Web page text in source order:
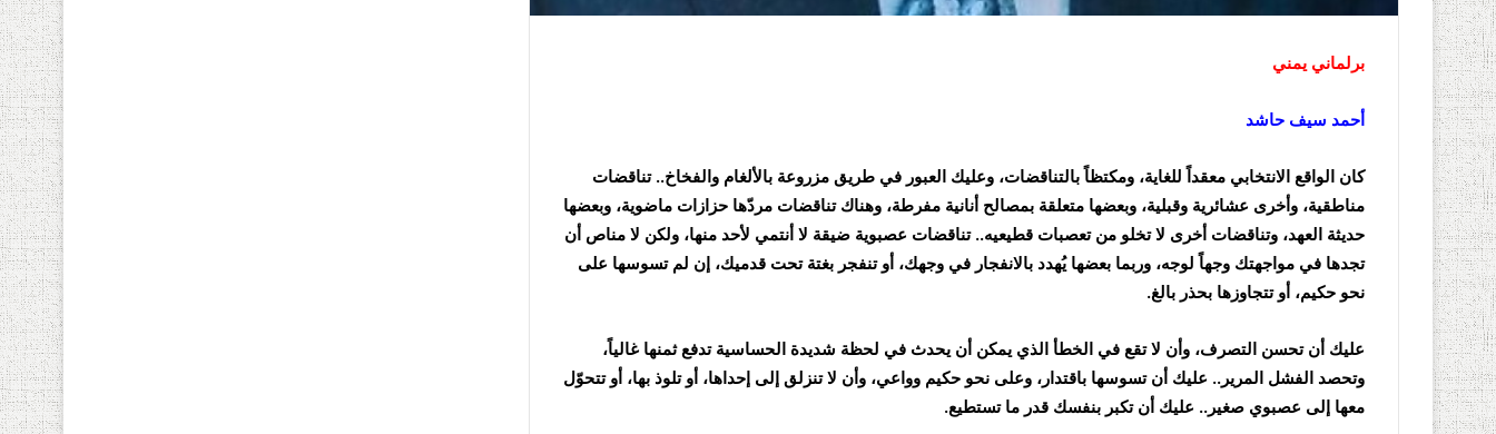
برلماني يمني
أحمد سيف حاشد
كان الواقع الانتخابي معقداً للغاية، ومكتظاً بالتناقضات، وعليك العبور في طريق مزروعة بالألغام والفخاخ.. تناقضات
مناطقية، وأخرى عشائرية وقبلية، وبعضها متعلقة بمصالح أنانية مفرطة، وهناك تناقضات مردّها حزازات ماضوية، وبعضها
حديثة العهد، وتناقضات أخرى لا تخلو من تعصبات قطيعيه.. تناقضات عصبوية ضيقة لا أنتمي لأحد منها، ولكن لا مناص أن
تجدها في مواجهتك وجهاً لوجه، وربما بعضها يُهدد بالانفجار في وجهك، أو تنفجر بغتة تحت قدميك، إن لم تسوسها على
نحو حكيم، أو تتجاوزها بحذر بالغ.
عليك أن تحسن التصرف، وأن لا تقع في الخطأ الذي يمكن أن يحدث في لحظة شديدة الحساسية تدفع ثمنها غالياً،
وتحصد الفشل المرير.. عليك أن تسوسها باقتدار، وعلى نحو حكيم وواعي، وأن لا تنزلق إلى إحداها، أو تلوذ بها، أو تتحوّل
معها إلى عصبوي صغير.. عليك أن تكبر بنفسك قدر ما تستطيع.